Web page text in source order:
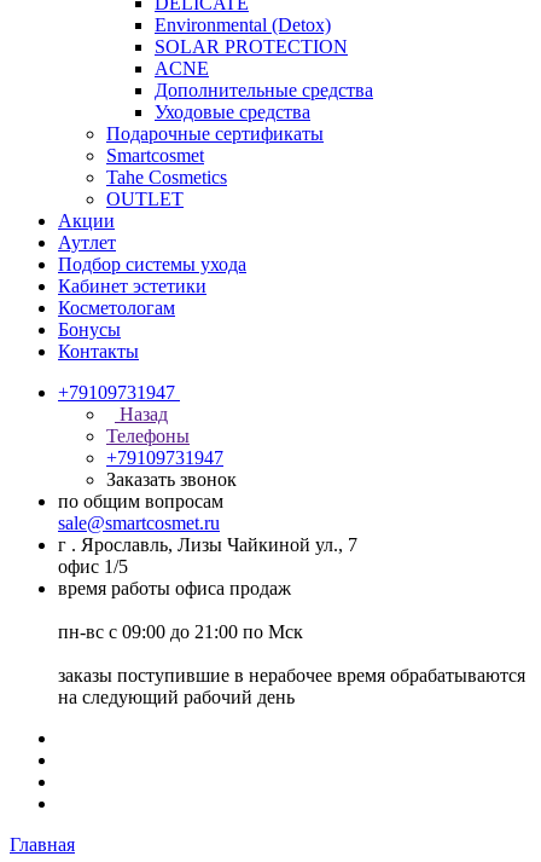
Environmental (Detox)
SOLAR PROTECTION
АCNE
Дополнительные средства
Уходовые средства
Подарочные сертификаты
Smartcosmet
Tahe Cosmetics
OUTLET
Акции
Аутлет
Подбор системы ухода
Кабинет эстетики
Косметологам
Бонусы
Контакты
+79109731947
Назад
Телефоны
+79109731947
Заказать звонок
по общим вопросам
sale@smartcosmet.ru
г . Ярославль, Лизы Чайкиной ул., 7
офис 1/5
время работы офиса продаж
пн-вс с 09:00 до 21:00 по Мск
заказы поступившие в нерабочее время обрабатываются
на следующий рабочий день
Главная